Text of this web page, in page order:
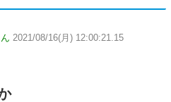
2021/08/16(月) 12:00:21.15